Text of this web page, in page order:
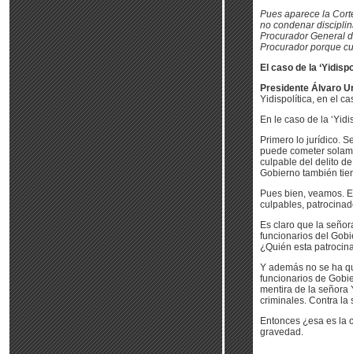
Pues aparece la
no condenar
Procurador General
Procurador porque
El caso de la
Presidente Álvaro
Yidispolítica, en el
En le caso de la
Primero lo jurídico.
puede cometer
culpable del delito
Gobierno también
Pues bien, veamos.
culpables,
Es claro que la
funcionarios del
¿Quién esta
Y además no se ha
funcionarios de
mentira de la señora
criminales. Contra la
Entonces ¿esa es la
gravedad.